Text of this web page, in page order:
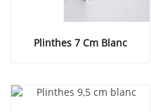
Plinthes 7 Cm Blanc